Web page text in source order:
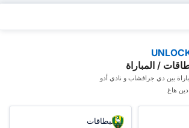
/ المباراة
بين دي جرافشاب و نادي أدو
دين هاغ
البطاقات